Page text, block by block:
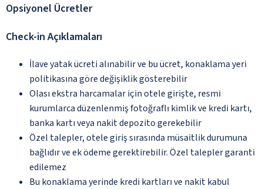
Opsiyonel Ücretler
Check-in Açıklamaları
İlave yatak ücreti alınabilir ve bu ücret, konaklama yeri
politikasına göre değişiklik gösterebilir
Olası ekstra harcamalar için otele girişte, resmi
kurumlarca düzenlenmiş fotoğraflı kimlik ve kredi kartı,
banka kartı veya nakit depozito gerekebilir
Özel talepler, otele giriş sırasında müsaitlik durumuna
bağlıdır ve ek ödeme gerektirebilir. Özel talepler garanti
edilemez
Bu konaklama yerinde kredi kartları ve nakit kabul